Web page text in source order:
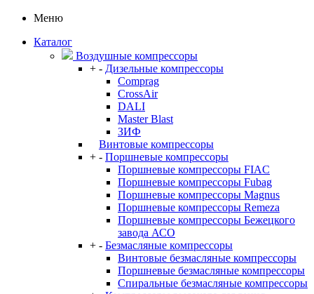
Меню
Каталог
Воздушные компрессоры
+ - Дизельные компрессоры
Comprag
CrossAir
DALI
Master Blast
ЗИФ
Винтовые компрессоры
+ - Поршневые компрессоры
Поршневые компрессоры FIAC
Поршневые компрессоры Fubag
Поршневые компрессоры Magnus
Поршневые компрессоры Remeza
Поршневые компрессоры Бежецкого
завода АСО
+ - Безмасляные компрессоры
Винтовые безмасляные компрессоры
Поршневые безмасляные компрессоры
Спиральные безмасляные компрессоры